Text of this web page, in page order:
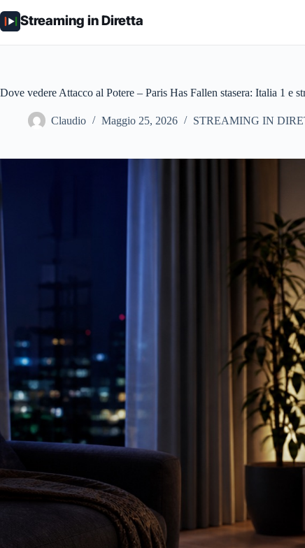
al
contenuto
Streaming in Diretta
Dove vedere Attacco al Potere – Paris Has Fallen stasera: Italia 1 e
Claudio Maggio 25, 2026 STREAMING IN